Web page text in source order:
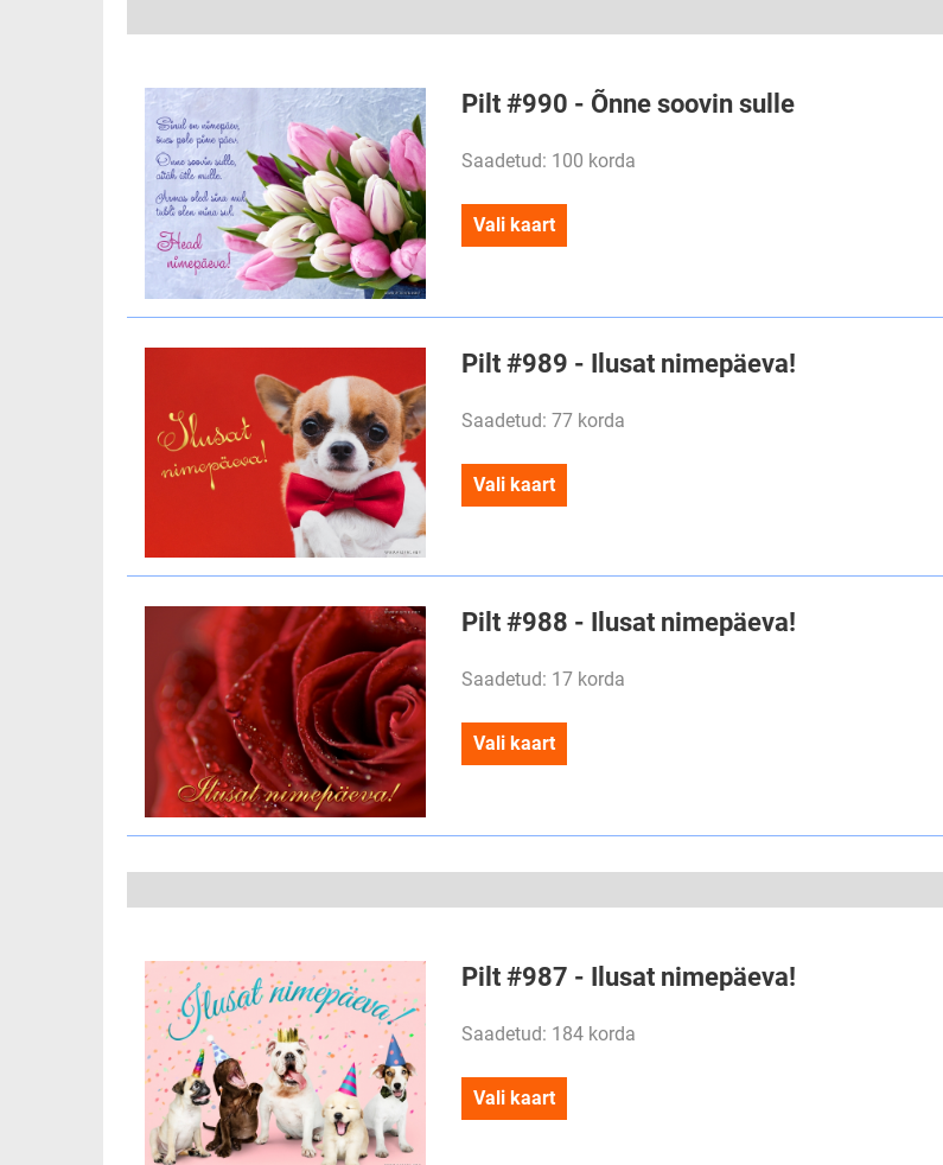
Pilt #990 - Õnne soovin sulle
Saadetud: 100 korda
Vali kaart
Pilt #989 - Ilusat nimepäeva!
Saadetud: 77 korda
Vali kaart
Pilt #988 - Ilusat nimepäeva!
Saadetud: 17 korda
Vali kaart
Pilt #987 - Ilusat nimepäeva!
Saadetud: 184 korda
Vali kaart